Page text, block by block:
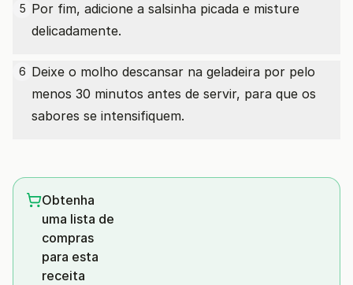
5 Por fim, adicione a salsinha picada e misture
delicadamente.
6 Deixe o molho descansar na geladeira por pelo
menos 30 minutos antes de servir, para que os
sabores se intensifiquem.
Obtenha
uma lista de
compras
para esta
receita